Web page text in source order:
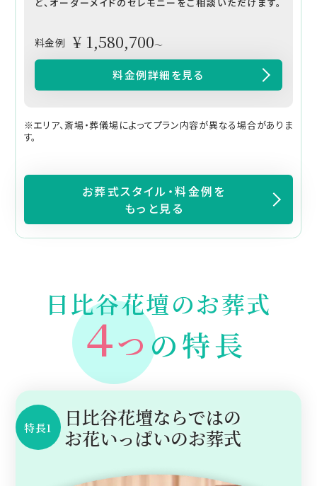
料金例 ¥ 1,580,700～
料金例詳細を見る
※エリア、斎場・葬儀場によってプラン内容が異なる場合がありま
す。
お葬式スタイル・料金例を
もっと見る
日比谷花壇のお葬式
４つ の特長
特長1
日比谷花壇ならではの
お花いっぱいのお葬式